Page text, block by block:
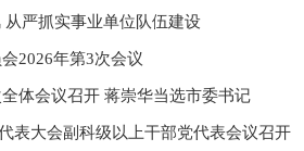
严抓实事业单位队伍建设
2026年第3次会议
体会议召开 蒋崇华当选市委书记
表大会副科级以上干部党代表会议召开